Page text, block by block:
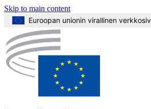
Skip to main content
Euroopan unionin virallinen